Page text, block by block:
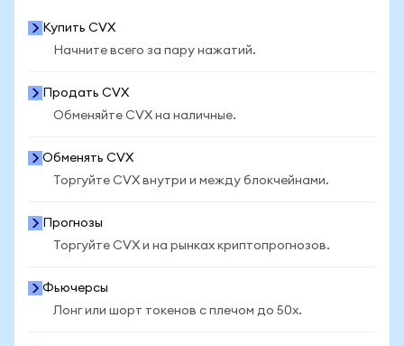
Купить CVX
Начните всего за пару нажатий.
Продать CVX
Обменяйте CVX на наличные.
Обменять CVX
Торгуйте CVX внутри и между блокчейнами.
Прогнозы
Торгуйте CVX и на рынках криптопрогнозов.
Фьючерсы
Лонг или шорт токенов с плечом до 50x.